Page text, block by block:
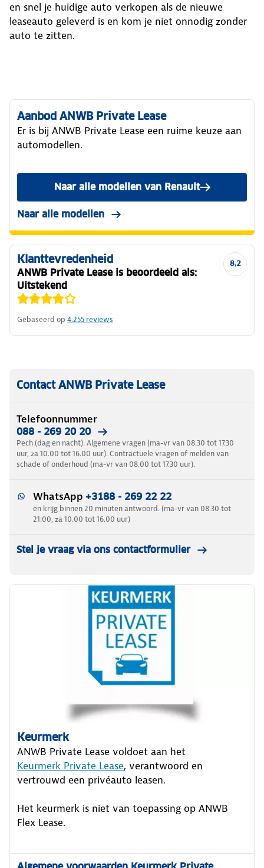
en snel je huidige auto verkopen als de nieuwe
leaseauto geleverd is en kom je niet onnodig zonder
auto te zitten.
Aanbod ANWB Private Lease
Er is bij ANWB Private Lease een ruime keuze aan
automodellen.
Naar alle modellen van Renault
Naar alle modellen
8,2
Klanttevredenheid
ANWB Private Lease is beoordeeld als:
Uitstekend
Gebaseerd op 4.255 reviews
Contact ANWB Private Lease
Telefoonnummer
088 - 269 20 20
Pech (dag en nacht). Algemene vragen (ma-vr van 08.30 tot 17.30
uur, za 10.00 tot 16.00 uur). Contractuele vragen of melden van
schade of onderhoud (ma-vr van 08.00 tot 17.30 uur).
WhatsApp +3188 - 269 22 22
en krijg binnen 20 minuten antwoord. (ma-vr van 08.30 tot
21:00, za 10.00 tot 16.00 uur)
Stel je vraag via ons contactformulier
Keurmerk
ANWB Private Lease voldoet aan het
Keurmerk Private Lease, verantwoord en
vertrouwd een privéauto leasen.
Het keurmerk is niet van toepassing op ANWB
Flex Lease.